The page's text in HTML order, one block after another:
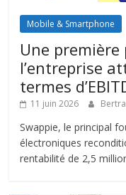
Mobile & Smartphone
Une première
l’entreprise
termes
11 juin 2026
Swappie, le principal
électroniques
rentabilité de 2,5